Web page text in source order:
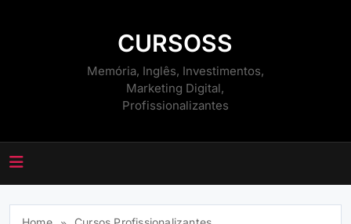
CURSOSS
Memória, Inglês, Investimentos,
Marketing Digital,
Profissionalizantes